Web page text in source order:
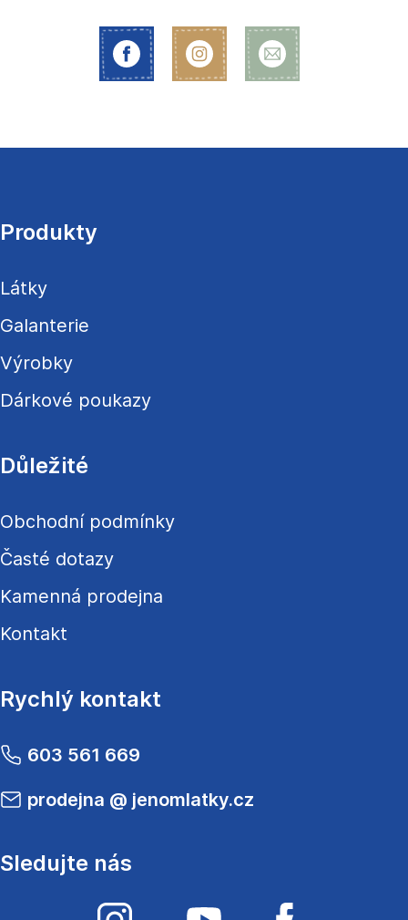
a
í
Produkty
Látky
Galanterie
Výrobky
Dárkové poukazy
Důležité
Obchodní podmínky
Časté dotazy
Kamenná prodejna
Kontakt
Rychlý kontakt
603 561 669
prodejna @ jenomlatky.cz
Sledujte nás